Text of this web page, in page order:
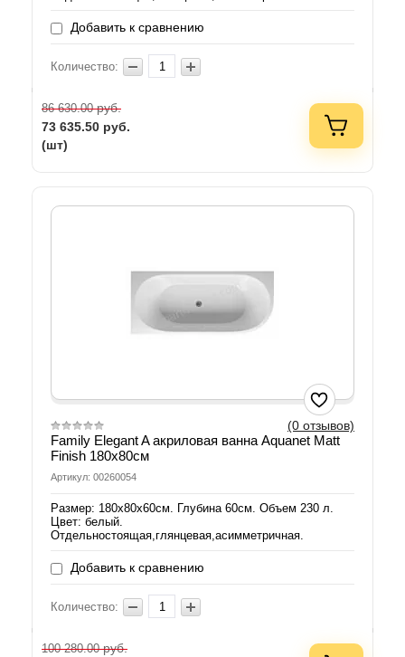
Добавить к сравнению
Количество:
86 630.00руб.
73 635.50 руб.
(шт)
(0 отзывов)
Family Elegant A акриловая ванна Aquanet Matt
Finish 180х80см
Артикул: 00260054
Размер: 180х80х60см. Глубина 60см. Объем 230 л.
Цвет: белый.
Отдельностоящая,глянцевая,асимметричная.
Добавить к сравнению
Количество:
100 280.00руб.